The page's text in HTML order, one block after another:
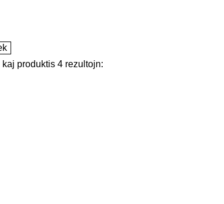
kaj produktis 4 rezultojn: